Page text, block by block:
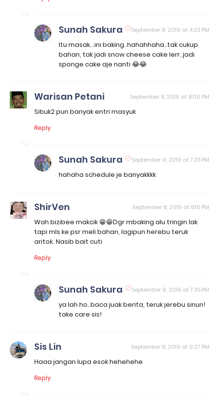
Sunah Sakura September 8, 2019 at 4:23 PM
Itu masak...ini baking..hahahhaha..tak cukup
bahan, tak jadi snow cheese cake lerr..jadi
sponge cake aje nanti 😂😂
Warisan Petani September 8, 2019 at 8:00 PM
Sibuk2 pun banyak entri masyuk
Reply
Sunah Sakura September 9, 2019 at 7:35 PM
hahaha schedule je banyakkkk
ShirVen September 8, 2019 at 8:16 PM
Wah bizibee makcik 😁😁Dgr mbaking alu tringin lak
tapi mls ke psr meli bahan, lagipun herebu teruk
aritok. Nasib bait cuti
Reply
Sunah Sakura September 9, 2019 at 7:35 PM
ya lah ho..baca juak berita, teruk jerebu sinun!
take care sis!
Sis Lin September 8, 2019 at 9:27 PM
Haaa jangan lupa esok hehehehe
Reply